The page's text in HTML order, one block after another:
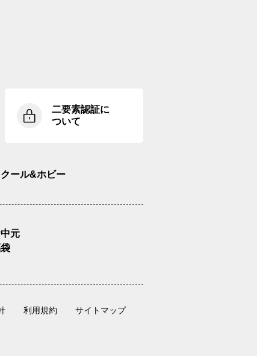
二要素認証に
ついて
クール&ホビー
元
利用規約 サイトマップ